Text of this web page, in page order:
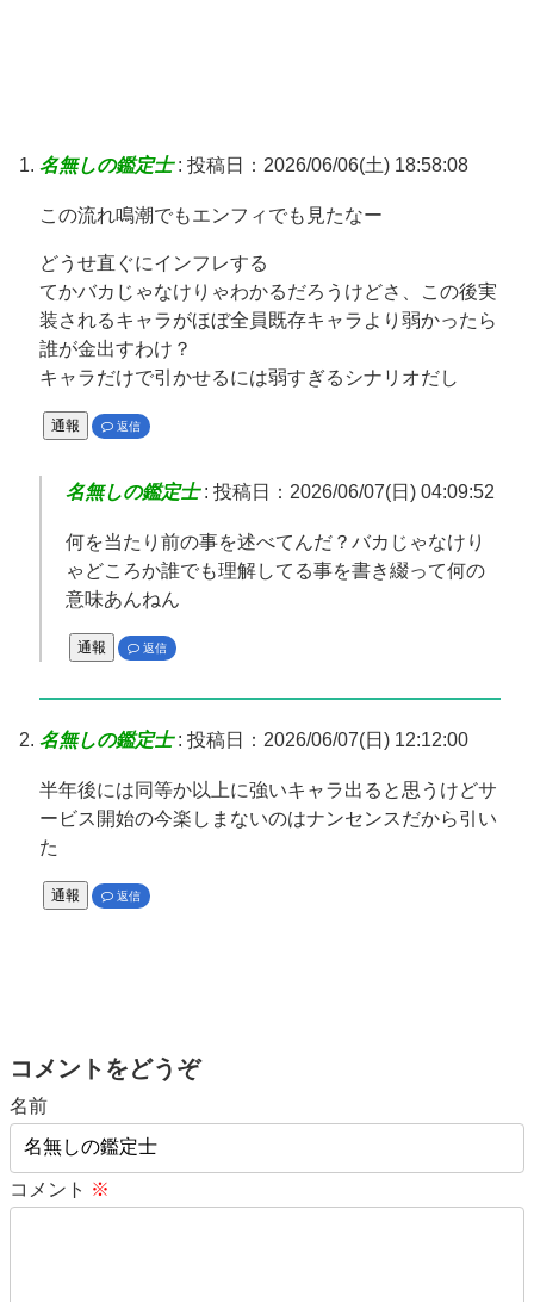
名無しの鑑定士: 投稿日：2026/06/06(土) 18:58:08
この流れ鳴潮でもエンフィでも見たなー
どうせ直ぐにインフレする
てかバカじゃなけりゃわかるだろうけどさ、この後実
装されるキャラがほぼ全員既存キャラより弱かったら
誰が金出すわけ？
キャラだけで引かせるには弱すぎるシナリオだし
通報 返信
名無しの鑑定士: 投稿日：2026/06/07(日) 04:09:52
何を当たり前の事を述べてんだ？バカじゃなけり
ゃどころか誰でも理解してる事を書き綴って何の
意味あんねん
通報 返信
名無しの鑑定士: 投稿日：2026/06/07(日) 12:12:00
半年後には同等か以上に強いキャラ出ると思うけどサ
ービス開始の今楽しまないのはナンセンスだから引い
た
通報 返信
コメントをどうぞ
名前
コメント ※